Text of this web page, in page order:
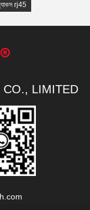
rj45
CO., LIMITED